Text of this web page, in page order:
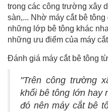
trong các công trường xây
sàn,... Nhờ máy cắt bê
những lớp bê tông khác
những ưu điểm của máy
Đánh giá máy cắt bê tông
"Trên công trường
khối bê tông lớn hay
đó nên máy cắt bê